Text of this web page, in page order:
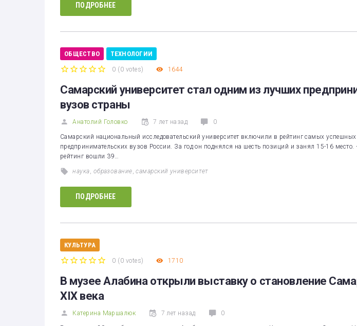
ПОДРОБНЕЕ
ОБЩЕСТВО ТЕХНОЛОГИИ
0 (0 votes) 1644
Самарский университет стал одним из лучших
вузов страны
Анатолий Головко 7 лет назад 0
Самарский национальный исследовательский университет включили в рейтинг самых успешных
предпринимательских вузов России. За год он поднялся на шесть позиций и занял 15-16 место.
рейтинг вошли 39…
наука образование ,самарский университет
ПОДРОБНЕЕ
КУЛЬТУРА
0 (0 votes) 1710
В музее Алабина открыли выставку о становление
XIX века
Катерина Маршалюк 7 лет назад 0